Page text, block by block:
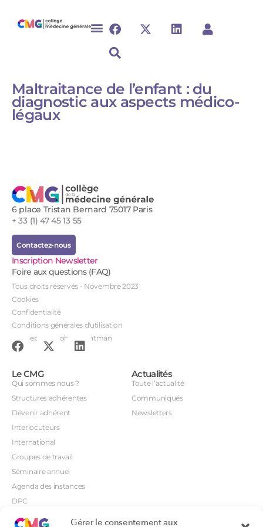
Gérer le consentement aux
Maltraitance de l’enfant : du
diagnostic aux aspects médico-
légaux
6 place Tristan Bernard 75017 Paris
+ 33 (1) 47 45 13 55
Contactez-nous
Inscription Newsletter
Foire aux questions (FAQ)
Tous droits réservés - Novembre 2023
Cookies
Confidentialité
Conditions générales d'utilisation
Conception : John Brightman
Le CMG
Qui sommes nous ?
Structures adhérentes
Dévenir adhérent
Interlocuteurs
International
Groupes de travail
Séminaire annuel
Agenda des instances
DPC
Actualités
Toute l’actualité
Communiqués
Newsletters